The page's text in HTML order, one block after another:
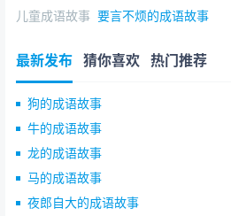
儿童成语故事 要言不烦的成语故事
最新发布 猜你喜欢 热门推荐
狗的成语故事
牛的成语故事
龙的成语故事
马的成语故事
夜郎自大的成语故事